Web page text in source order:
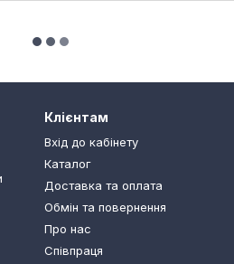
Клієнтам
Вхід до кабінету
Каталог
Доставка та оплата
Обмін та повернення
Про нас
Співпраця